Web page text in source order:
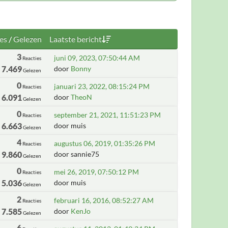
/Gelezen
Laatste bericht
3 Reacties
7.469Gelezen
juni 09, 2023, 07:50:44 AM
door Bonny
0 Reacties
6.091Gelezen
januari 23, 2022, 08:15:24 PM
doorTheoN
0 Reacties
6.663Gelezen
september 21, 2021, 11:51:23 PM
door muis
4 Reacties
9.860Gelezen
augustus 06, 2019, 01:35:26 PM
door sannie75
0 Reacties
5.036Gelezen
mei 26, 2019, 07:50:12 PM
door muis
2 Reacties
7.585Gelezen
februari 16, 2016, 08:52:27 AM
door KenJo